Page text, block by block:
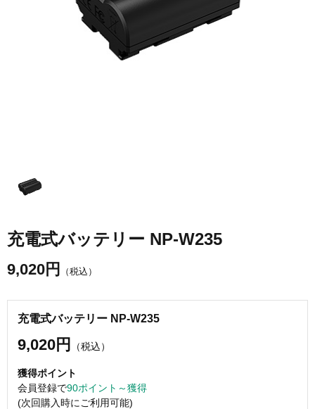
充電式バッテリー NP-W235
9,020円 （税込）
充電式バッテリー NP-W235
9,020円 （税込）
獲得ポイント
会員登録で90ポイント～獲得
(次回購入時にご利用可能)